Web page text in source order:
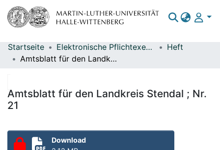
Bereiche & Sammlungen
Statistiken
Startseite Elektronische Pflichtexemplare
Heft
Amtsblatt für den Landkreis Stendal ; Nr. 21
Amtsblatt für den Landkreis Stendal ; Nr.
21
Download